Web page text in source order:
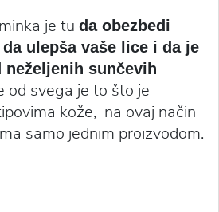
je tu da obezbedi
ulepša vaše lice i da je
sunčevih
od svega je to što je
kože, na ovaj način
samo jednim proizvodom.